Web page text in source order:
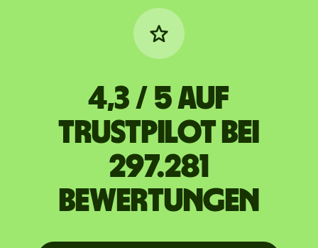
4,3 / 5 auf
Trustpilot bei
297.281
Bewertungen